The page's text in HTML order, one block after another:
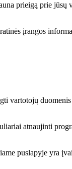
prieigą prie
įrangos
vartotojų
atnaujinti
puslapyje yra